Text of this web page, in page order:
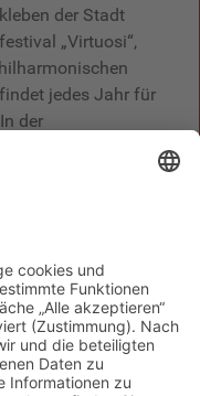
der Stadt
„Virtuosi“,
jedes Jahr für
der
Festival
seiner
der Titel
führt
durch und